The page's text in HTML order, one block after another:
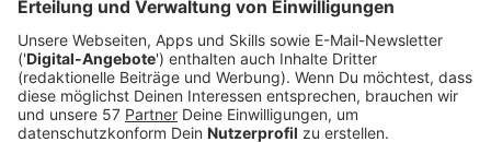
stieß mit einem Auto zusammen. Der Junge wurde
leicht verletzt und es entstand ein Schaden von
2.000 Euro. Die Polizei hat die Eltern des Jungen
informiert, sie haben ihn abgeholt. Wer jetzt für
den Schaden haftet, ist unklar. Die Polizei hat